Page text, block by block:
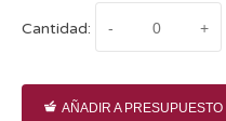
Cantidad:
AÑADIR A PRESUPUESTO